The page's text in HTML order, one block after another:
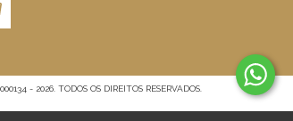
- 2026. TODOS OS DIREITOS RESERVADOS.